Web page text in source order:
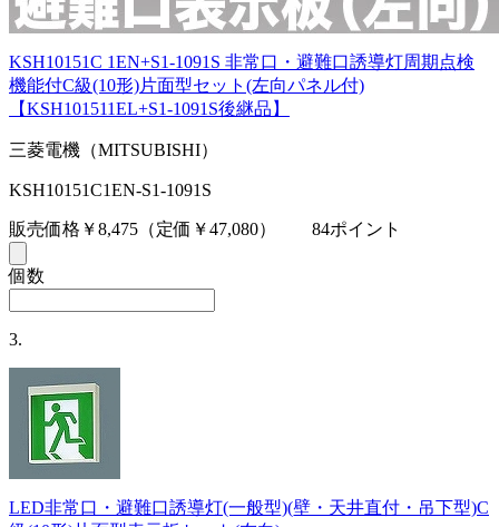
KSH10151C 1EN+S1-1091S 非常口・避難口誘導灯周期点検
機能付C級(10形)片面型セット(左向パネル付)
【KSH101511EL+S1-1091S後継品】
三菱電機（MITSUBISHI）
KSH10151C1EN-S1-1091S
販売価格￥8,475 （定価￥47,080） 84ポイント
個数
3.
LED非常口・避難口誘導灯(一般型)(壁・天井直付・吊下型)C